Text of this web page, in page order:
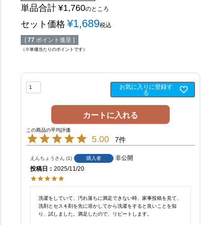
単品合計 ¥1,760のところ
セット価格 ¥1,689税込
[ 77 ポイント進呈 ]
（※単価当たりのポイントです）
お気に入りに登録す
る
カートに入れる
5.00 7
えんちょう 1 購入者
非公開
投稿日
2025/11/20
洗濯をしていて、汚れ落ちに満足できない時、家事投稿を見て、
洗剤とセスキ剤を先に溶かしてから洗濯をすると良いことを知
り、試しました。満足したので、リピートします。